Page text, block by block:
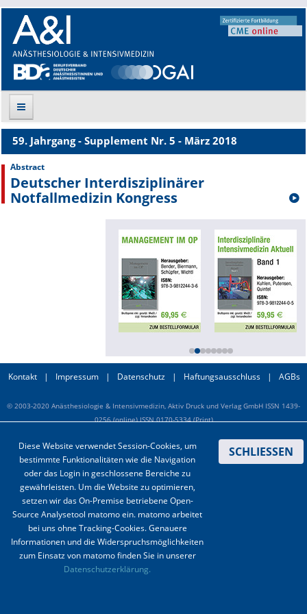
Suche
Aktuelle Ausgabe
Supplements OrphanAnesthesia
A&I English
Autoren-Service
Bestell-Service
Stellenmarkt
Kongresskalender
59. Jahrgang - Supplement Nr. 5 - März 2018
Abstract
Deutscher Interdisziplinärer
Notfallmedizin Kongress
Kontakt | Impressum | Datenschutz | Haftungsausschluss | AGBs
© 2003-2020 Anästhesiologie & Intensivmedizin, Aktiv Druck und Verlag GmbH ISSN 1439-
0256 (online) ISSN 0170-5334 (Print)
Diese Website verwendet Session-Cookies, um
bestimmte Funktionalitäten wie die Navigation
oder das Login in geschlossene Bereiche zu
gewährleisten. Um die Website zu optimieren,
setzen wir das On-Premise betriebene Open-
Source Analysetool matomo ein. matomo arbeitet
bei uns ohne Tracking-Cookies. Genauere
Informationen und die Widerspruchsmöglichkeiten
zum Einsatz von matomo finden Sie in unserer
Datenschutzerklärung.
SCHLIESSEN